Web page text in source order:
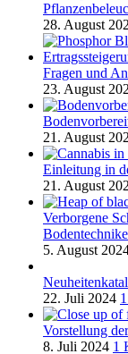
28. August
Fragen und
23. August
21. August
Einleitung in
21. August
Verborgene
5. August
22. Juli 2024
Vorstellung
8. Juli 2024 1